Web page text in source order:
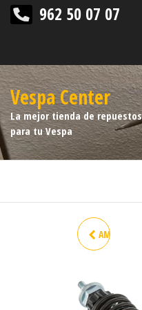
962 50 07 07
Vespa Center
La mejor tienda de
para tu Vespa